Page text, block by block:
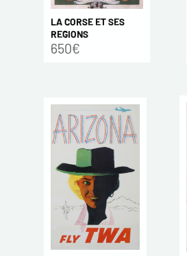
LA CORSE ET SES
REGIONS
650€